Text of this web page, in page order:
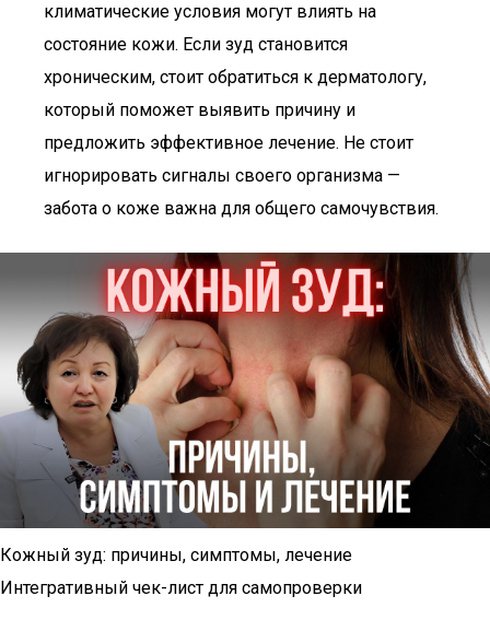
климатические условия могут влиять на
состояние кожи. Если зуд становится
хроническим, стоит обратиться к дерматологу,
который поможет выявить причину и
предложить эффективное лечение. Не стоит
игнорировать сигналы своего организма —
забота о коже важна для общего самочувствия.
Кожный зуд: причины, симптомы, лечение
Интегративный чек-лист для самопроверки